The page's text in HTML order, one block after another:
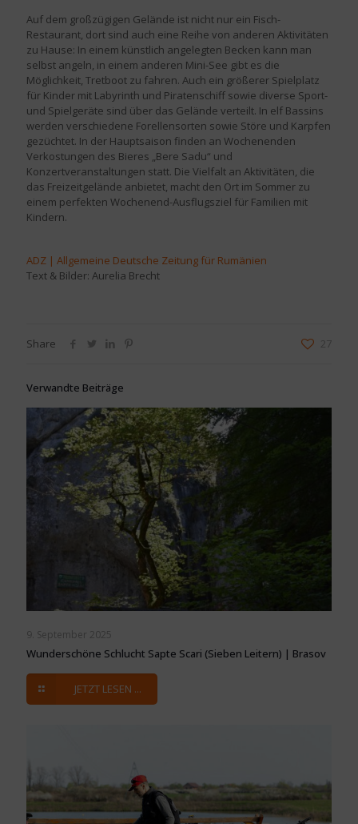
Auf dem großzügigen Gelände ist nicht nur ein Fisch-
Restaurant, dort sind auch eine Reihe von anderen Aktivitäten
zu Hause: In einem künstlich angelegten Becken kann man
selbst angeln, in einem anderen Mini-See gibt es die
Möglichkeit, Tretboot zu fahren. Auch ein größerer Spielplatz
für Kinder mit Labyrinth und Piratenschiff sowie diverse Sport-
und Spielgeräte sind über das Gelände verteilt. In elf Bassins
werden verschiedene Forellensorten sowie Störe und Karpfen
gezüchtet. In der Hauptsaison finden an Wochenenden
Verkostungen des Bieres „Bere Sadu“ und
Konzertveranstaltungen statt. Die Vielfalt an Aktivitäten, die
das Freizeitgelände anbietet, macht den Ort im Sommer zu
einem perfekten Wochenend-Ausflugsziel für Familien mit
Kindern.
ADZ | Allgemeine Deutsche Zeitung für Rumänien
Text & Bilder: Aurelia Brecht
Share 27
Verwandte Beiträge
9. September 2025
Wunderschöne Schlucht Sapte Scari (Sieben Leitern) | Brasov
JETZT LESEN ...